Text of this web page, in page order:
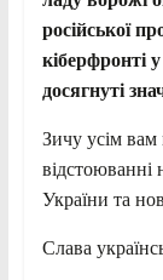
російської
кіберфронті
досягнуті
Зичу усім вам
відстоюванні
України та
Слава